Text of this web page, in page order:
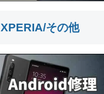
XPERIA/その他